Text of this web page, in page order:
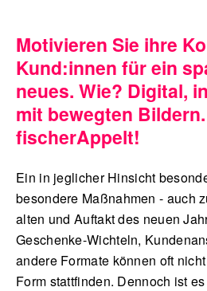
English
Motivieren Sie ihre
Kund:innen für ein
neues. Wie? Digital,
mit bewegten
fischerAppelt!
Ein in jeglicher Hinsicht
besondere Maßnahmen - auch
alten und Auftakt des neuen
Geschenke-Wichteln,
andere Formate können oft
Form stattfinden. Dennoch ist